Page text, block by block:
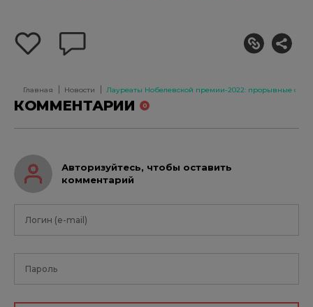
добавить
себе
Главная Новости Лауреаты Нобелевской премии-2022: прорывные
КОММЕНТАРИИ 0
Авторизуйтесь, чтобы оставить
комментарий